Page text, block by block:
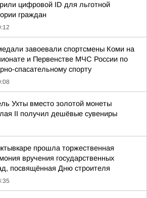
цифровой ID для льготной
граждан
завоевали спортсмены Коми на
и Первенстве МЧС России по
спасательному спорту
Ухты вместо золотой монеты
II получил дешёвые сувениры
прошла торжественная
вручения государственных
посвящённая Дню строителя